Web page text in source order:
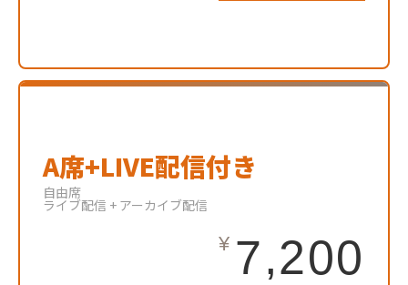
A席+LIVE配信付き
自由席
ライブ配信 + アーカイブ配信
7,200